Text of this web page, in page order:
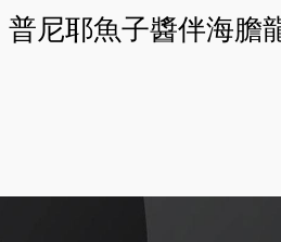
普尼耶魚子醬伴海膽